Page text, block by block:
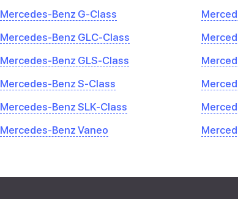
Mercedes-Benz G-Class
Mercedes-Benz GLC-Class
Mercedes-Benz GLS-Class
Mercedes-Benz S-Class
Mercedes-Benz SLK-Class
Mercedes-Benz Vaneo